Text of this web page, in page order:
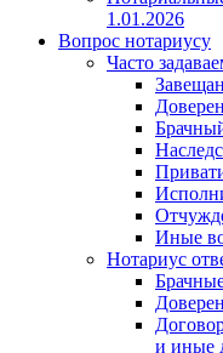
1.01.2026
Вопрос нотариусу
Часто
Иные
Нотариус
и иные